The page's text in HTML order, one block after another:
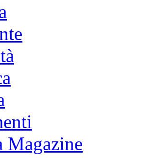
Magazine